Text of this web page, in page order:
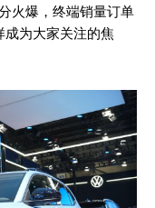
火爆，终端销量订单
为大家关注的焦